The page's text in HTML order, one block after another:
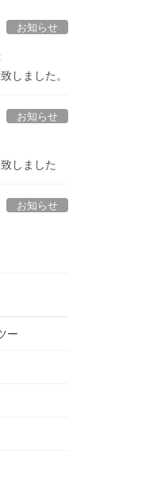
お知らせ
しました。
お知らせ
しました
お知らせ
ー